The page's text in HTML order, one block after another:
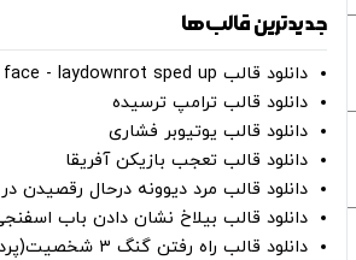
جدیدترین قالب‌ها
دانلود قالب perfect face - laydownrot sped up
دانلود قالب ترامپ ترسیده
دانلود قالب یوتیوبر فشاری
دانلود قالب تعجب بازیکن آفریقا
دانلود قالب مرد دیوونه درحال رقصیدن
دانلود قالب بیلاخ نشان دادن باب
دانلود قالب راه رفتن گنگ ۳ شخصیت(پرده سبز)